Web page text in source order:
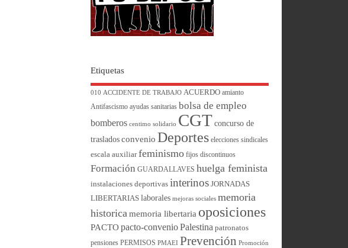
Etiquetas
010 ACCIDENTE DE TRABAJO ACUERDO amianto
Antifascismo ayudas sanitarias bolsa de empleo
bomberos centimo solidario CGT concurso de
traslados convenio Deportes elecciones sindicales
escala auxiliar feminismo fijos discontinuos
Formación GUARDALLAVES huelga feminista
instalaciones deportivas interinos JORNADAS
LIBERTARIAS laborales mejoras sociales memoria
historica memoria libertaria oposiciones
PACTO pacto-convenio Palestina patronatos
pensiones PERMISOS PMAEI Prevención Promoción